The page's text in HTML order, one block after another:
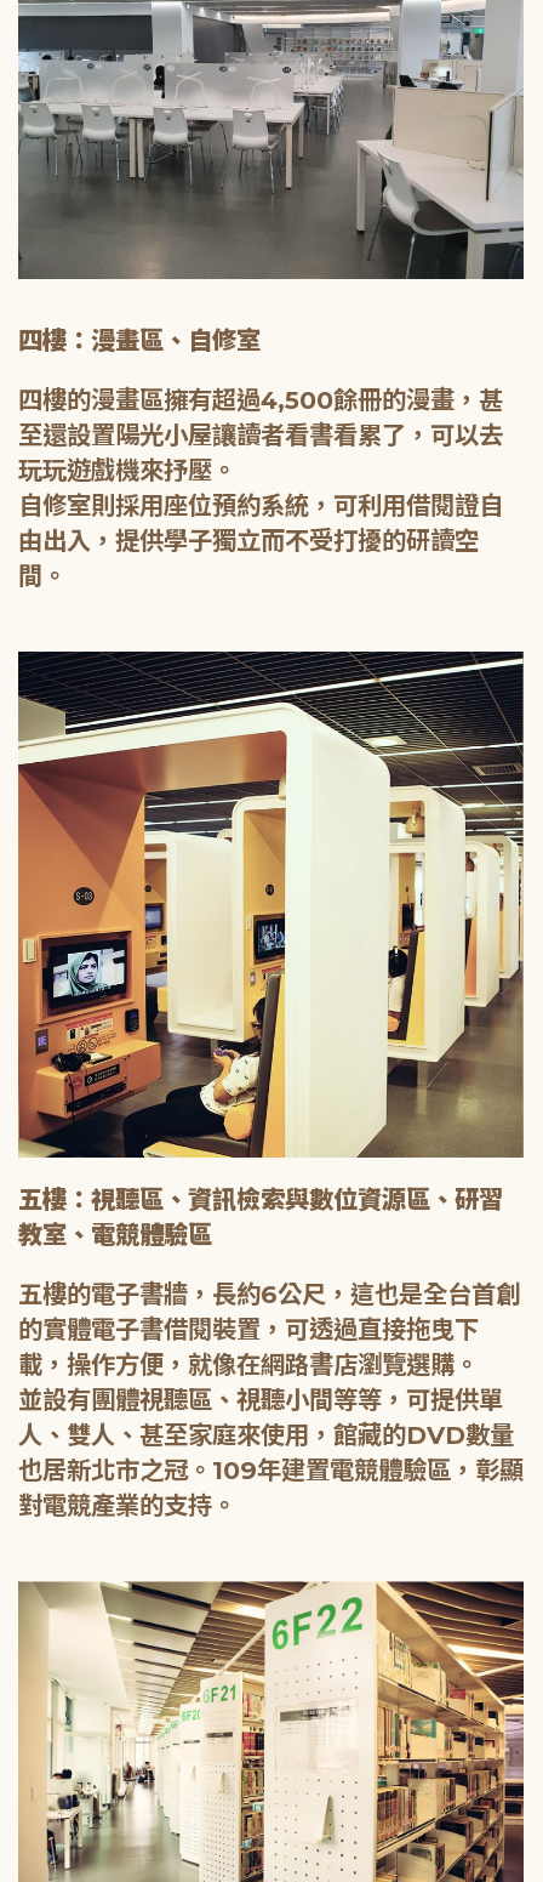
四樓：漫畫區、自修室
四樓的漫畫區擁有超過4,500餘冊的漫畫，甚
至還設置陽光小屋讓讀者看書看累了，可以去
玩玩遊戲機來抒壓。
自修室則採用座位預約系統，可利用借閱證自
由出入，提供學子獨立而不受打擾的研讀空
間。
五樓：視聽區、資訊檢索與數位資源區、研習
教室、電競體驗區
五樓的電子書牆，長約6公尺，這也是全台首創
的實體電子書借閱裝置，可透過直接拖曳下
載，操作方便，就像在網路書店瀏覽選購。
並設有團體視聽區、視聽小間等等，可提供單
人、雙人、甚至家庭來使用，館藏的DVD數量
也居新北市之冠。109年建置電競體驗區，彰顯
對電競產業的支持。